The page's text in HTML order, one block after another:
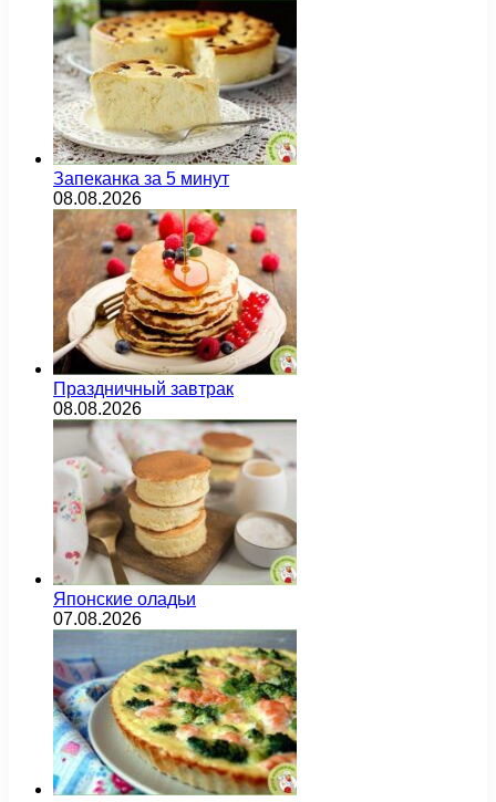
Запеканка за 5 минут
08.08.2026
Праздничный завтрак
08.08.2026
Японские оладьи
07.08.2026